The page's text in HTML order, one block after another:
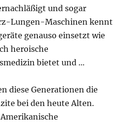
und sogar
Lungen-Maschinen kennt
genauso einsetzt wie
heroische
bietet und …
diese Generationen die
bei den heute Alten.